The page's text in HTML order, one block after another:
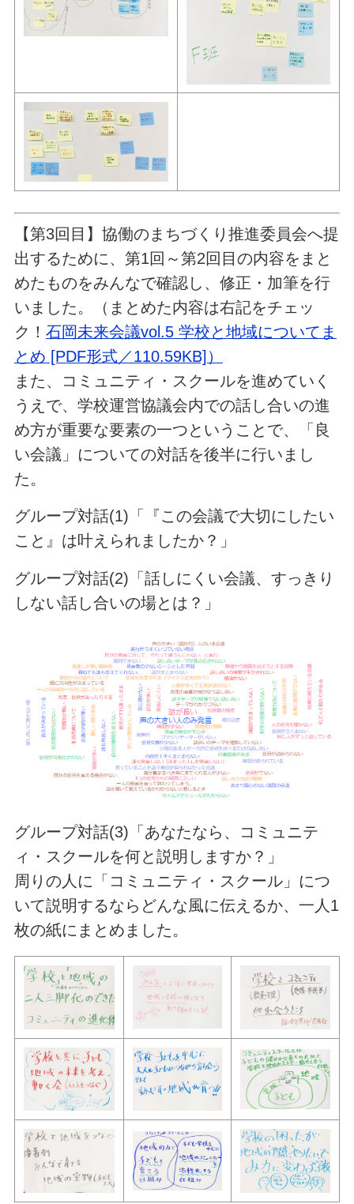
【第3回目】協働のまちづくり推進委員会へ提
出するために、第1回～第2回目の内容をまと
めたものをみんなで確認し、修正・加筆を行
いました。（まとめた内容は右記をチェッ
ク！ 石岡未来会議vol.5 学校と地域についてま
とめ [PDF形式／110.59KB]）
また、コミュニティ・スクールを進めていく
うえで、学校運営協議会内での話し合いの進
め方が重要な要素の一つということで、「良
い会議」についての対話を後半に行いまし
た。
グループ対話(1)「『この会議で大切にしたい
こと』は叶えられましたか？」
グループ対話(2)「話しにくい会議、すっきり
しない話し合いの場とは？」
グループ対話(3)「あなたなら、コミュニテ
ィ・スクールを何と説明しますか？」
周りの人に「コミュニティ・スクール」につ
いて説明するならどんな風に伝えるか、一人1
枚の紙にまとめました。